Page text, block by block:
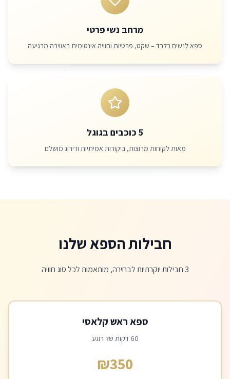
מרחב נשי פרטי
ספא לנשים בלבד – שקט, פרטיות וחוויה אינטימית באווירה מרגיעה
5 כוכבים בגוגל
מאות לקוחות מרוצות, ביקורות אמיתיות ודירוג מושלם
חבילות הספא שלנו
3 חבילות יוקרתיות לבחירה, מותאמות לכל סוג חוויה
ספא ראש קלאסי
60 דקות של רוגע
₪350